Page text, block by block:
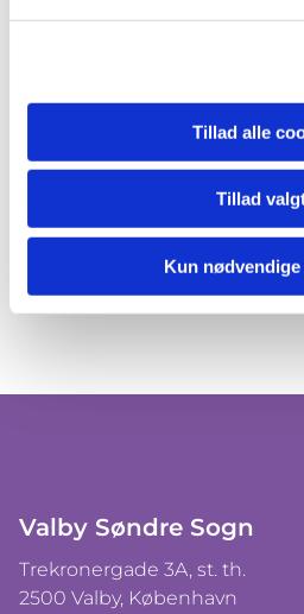
Tillad alle
Tillad
Kun
Valby Søndre Sogn
Trekronergade 3A, st. th.
2500 Valby, København